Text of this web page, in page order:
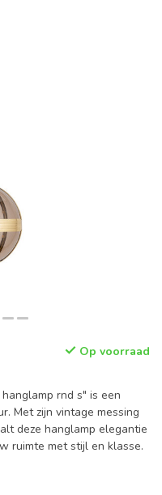
Op voorraad
rnd s" is een
Met zijn vintage messing
deze hanglamp elegantie
ruimte met stijl en klasse.